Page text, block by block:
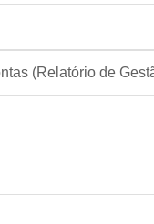
(Relatório de